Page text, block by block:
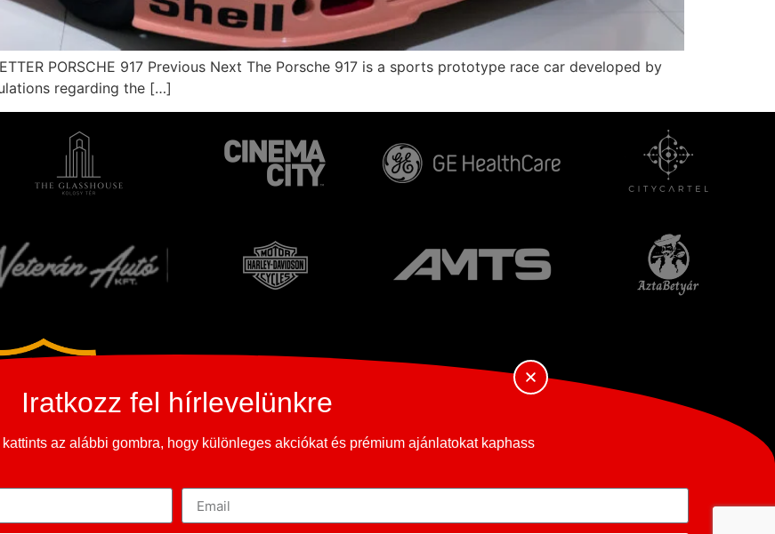
PORSCHE 917 Previous Next The Porsche 917 is a sports prototype race car developed by
regarding the […]
Copyright © 2023-2026
Iratkozz fel hírlevelünkre
az alábbi gombra, hogy különleges akciókat és prémium ajánlatokat kaphass